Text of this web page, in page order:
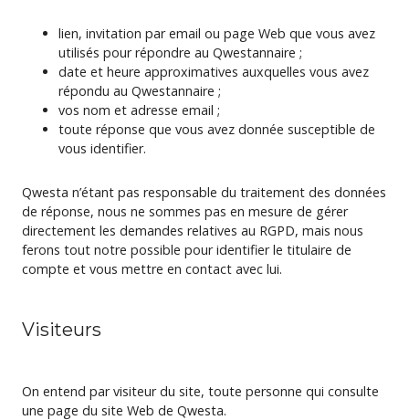
lien, invitation par email ou page Web que vous avez
utilisés pour répondre au Qwestannaire ;
date et heure approximatives auxquelles vous avez
répondu au Qwestannaire ;
vos nom et adresse email ;
toute réponse que vous avez donnée susceptible de
vous identifier.
Qwesta n’étant pas responsable du traitement des données
de réponse, nous ne sommes pas en mesure de gérer
directement les demandes relatives au RGPD, mais nous
ferons tout notre possible pour identifier le titulaire de
compte et vous mettre en contact avec lui.
Visiteurs
On entend par visiteur du site, toute personne qui consulte
une page du site Web de Qwesta.